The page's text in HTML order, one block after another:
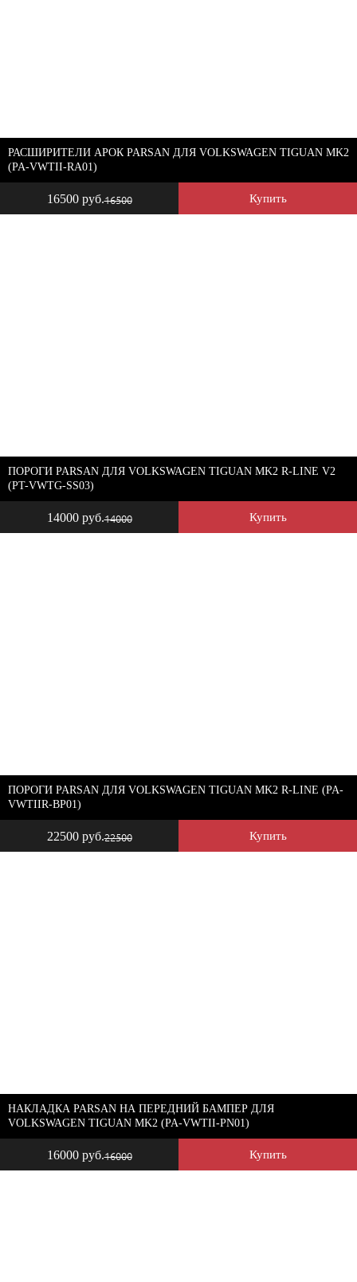
16500 руб.16500 Купить
РАСШИРИТЕЛИ АРОК PARSAN ДЛЯ VOLKSWAGEN TIGUAN MK2
(PA-VWTII-RA01)
14000 руб.14000 Купить
ПОРОГИ PARSAN ДЛЯ VOLKSWAGEN TIGUAN MK2 R-LINE V2
(PT-VWTG-SS03)
22500 руб.22500 Купить
ПОРОГИ PARSAN ДЛЯ VOLKSWAGEN TIGUAN MK2 R-LINE (PA-
VWTIIR-BP01)
16000 руб.16000 Купить
НАКЛАДКА PARSAN НА ПЕРЕДНИЙ БАМПЕР ДЛЯ
VOLKSWAGEN TIGUAN MK2 (PA-VWTII-PN01)